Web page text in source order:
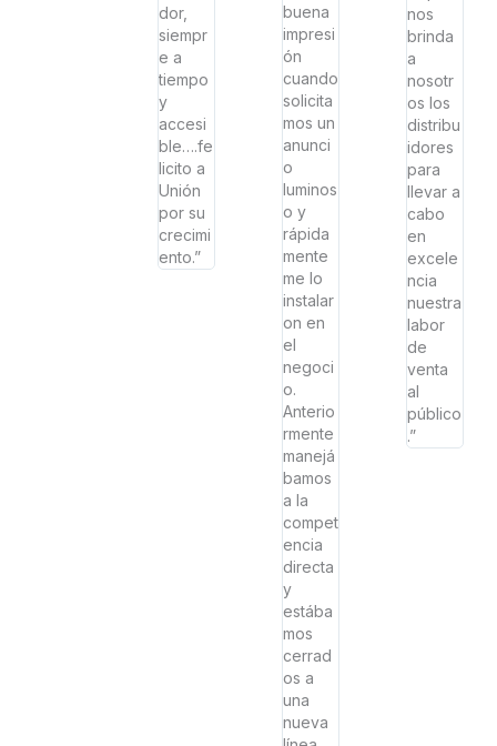
dor,
siempr
e a
tiempo
y
accesi
ble….fe
licito a
Unión
por su
crecimi
ento.”
buena
impresi
ón
cuando
solicita
mos un
anunci
o
luminos
o y
rápida
mente
me lo
instalar
on en
el
negoci
o.
Anterio
rmente
manejá
bamos
a la
compet
encia
directa
y
estába
mos
cerrad
os a
una
nueva
nos
brinda
a
nosotr
os los
distribu
idores
para
llevar a
cabo
en
excele
ncia
nuestra
labor
de
venta
al
público
.”